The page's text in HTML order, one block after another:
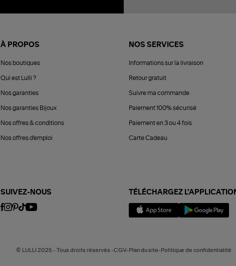
À PROPOS
Nos boutiques
Qui est Lulli ?
Nos garanties
Nos garanties Bijoux
Nos offres & conditions
Nos offres d'emploi
NOS SERVICES
Informations sur la livraison
Retour gratuit
Suivre ma commande
Paiement 100% sécurisé
Paiement en 3 ou 4 fois
Carte Cadeau
SUIVEZ-NOUS TÉLÉCHARGEZ
© LULLI 2025 - Tous droits réservés -CGV-Plan du site-Politique de confidentialité